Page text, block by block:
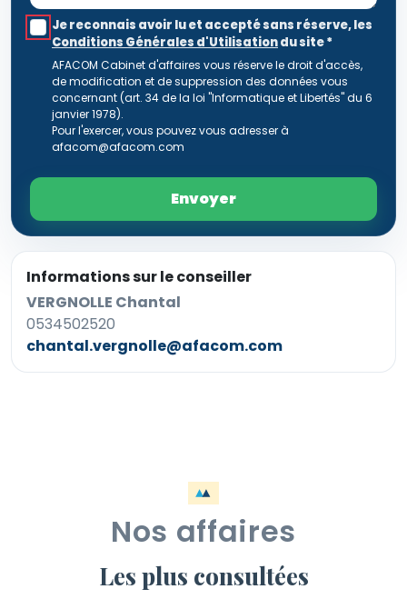
Je reconnais avoir lu et accepté sans réserve, les
Conditions Générales d'Utilisationdu site*
AFACOM Cabinet d'affaires vous réserve le droit d'accès,
de modification et de suppression des données vous
concernant (art. 34 de la loi "Informatique et Libertés" du 6
janvier 1978).
Pour l'exercer, vous pouvez vous adresser à
afacom@afacom.com
Envoyer
Informations sur le conseiller
VERGNOLLE Chantal
0534502520
chantal.vergnolle@afacom.com
Nos affaires
Les plus consultées